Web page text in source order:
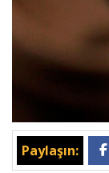
Paylaşın: